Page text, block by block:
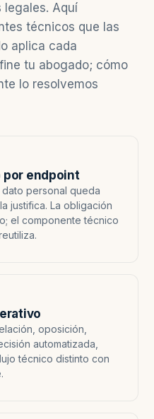
legales. Aquí
técnicos que las
aplica cada
tu abogado; cómo
lo resolvemos
por endpoint
personal queda
justifica. La obligación
el componente técnico
oposición,
automatizada,
técnico distinto con